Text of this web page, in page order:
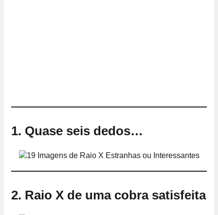
1. Quase seis dedos…
2. Raio X de uma cobra satisfeita